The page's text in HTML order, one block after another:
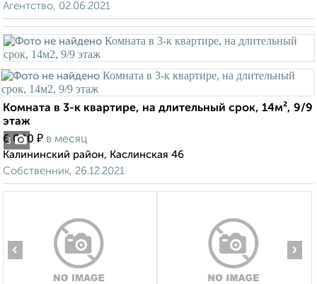
Агентство, 02.06.2021
3
Комната в 3-к квартире, на длительный срок, 14м², 9/9
этаж
6 000 ₽ в месяц
Калининский район, Каслинская 46
Собственник, 26.12.2021
‹ ›